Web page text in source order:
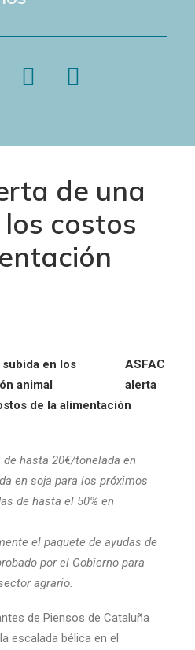
de una
costos
ASFAC
alerta
de la alimentación
hasta 20€/tonelada en
en soja para los próximos
de hasta el 50% en
el paquete de ayudas de
por el Gobierno para
agrario.
de Piensos de Cataluña
escalada bélica en el